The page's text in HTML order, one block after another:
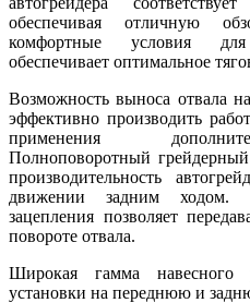
обеспечивая отличную
комфортные условия
обеспечивает оптимальное
Возможность выноса отвала
эффективно производить
применения
Полноповоротный
производительность
движении задним ходом.
зацепления позволяет
повороте отвала.
Широкая гамма навесного
установки на переднюю и